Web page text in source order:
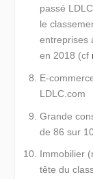
passé
le
entreprises
en 2018 (cf
E-
LDLC.com
Grande
de 86 sur
Immobilier
tête du